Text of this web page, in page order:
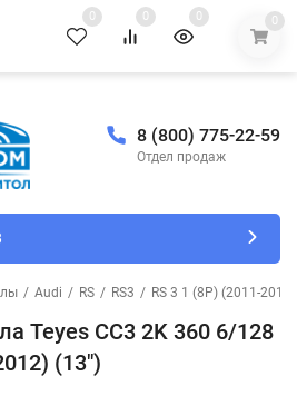
0 0 0 0
8 (800) 775-22-59
Отдел продаж
/ Audi / RS / RS3 / RS 3 1 (8P) (2011-2012)
Teyes CC3 2K 360 6/128
(13")